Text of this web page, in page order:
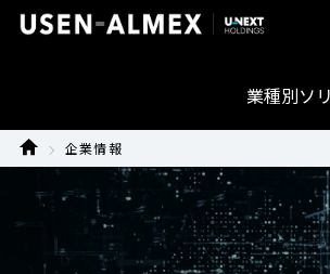
業種別ソ
企業情報